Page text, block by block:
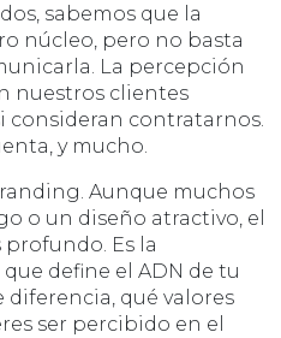
sabemos que la
núcleo, pero no basta
La percepción
nuestros clientes
consideran contratarnos.
y mucho.
Aunque muchos
o un diseño atractivo, el
Es la
define el ADN de tu
diferencia, qué valores
ser percibido en el